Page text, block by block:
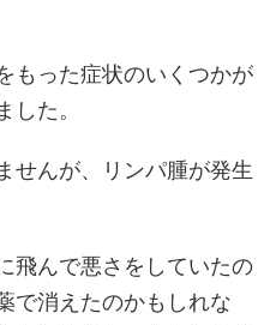
もった症状のいくつかが
した。
せんが、リンパ腫が発生
飛んで悪さをしていたの
で消えたのかもしれな